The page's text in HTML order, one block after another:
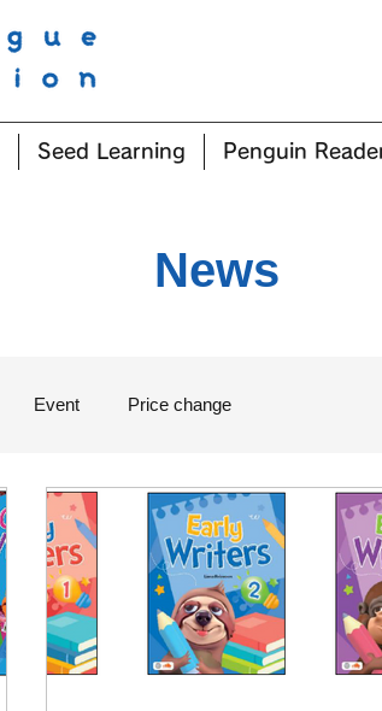
Seed Learning Penguin
News
Event Price change